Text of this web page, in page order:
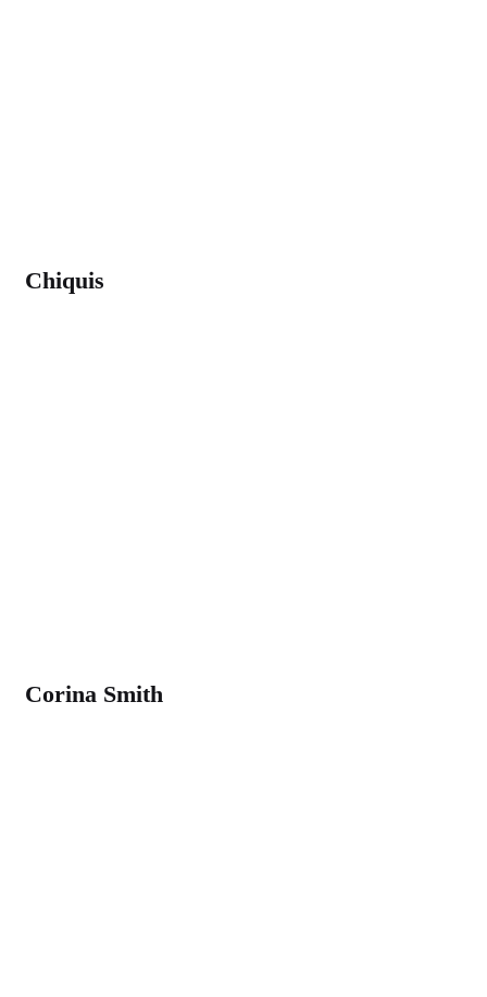
Chiquis
Corina Smith